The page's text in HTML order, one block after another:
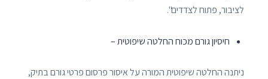
לציבור, פתוח לצדדים".
חיסיון גורם מכוח החלטה שיפוטית –
ניתנה החלטה שיפוטית המורה על איסור פרסום פרטי גורם בתיק,